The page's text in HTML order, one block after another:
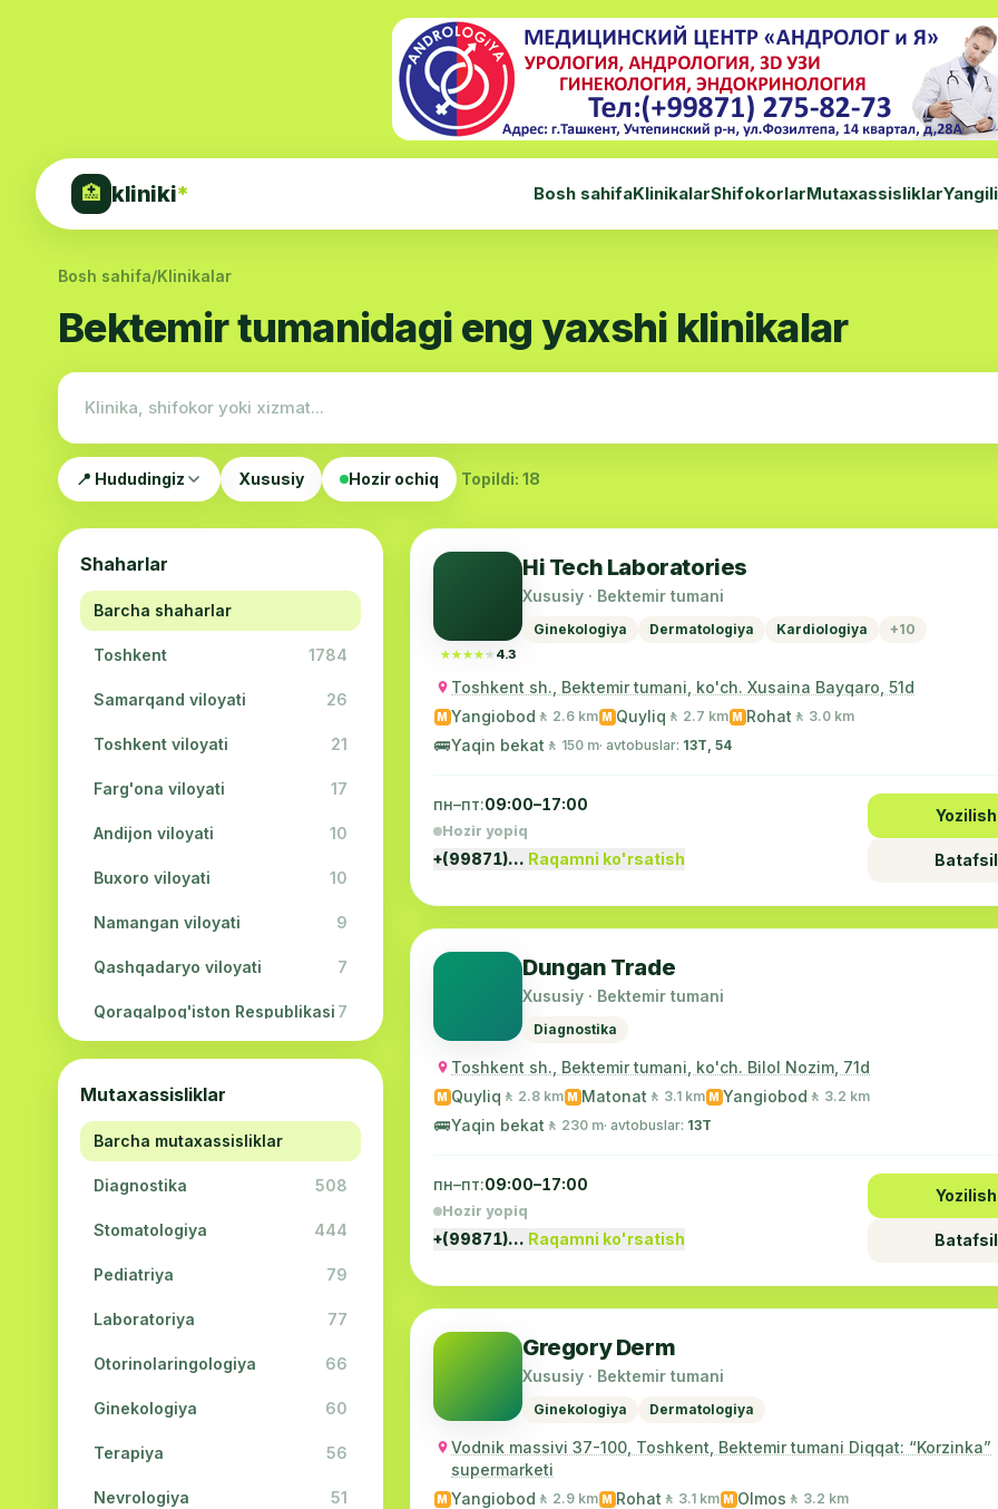
🏥 kliniki* Bosh sahifaKlinikalarShifokorlarMutaxassisliklar
Bosh sahifa/Klinikalar
Bektemir tumanidagi eng yaxshi klinikalar
📍 Hududingiz Xususiy Hozir ochiq Topildi: 18
Shaharlar
Barcha shaharlar
Toshkent 1784
Samarqand viloyati 26
Toshkent viloyati 21
Farg'ona viloyati 17
Andijon viloyati 10
Buxoro viloyati 10
Namangan viloyati 9
Qashqadaryo viloyati 7
Qoraqalpog'iston Respublikasi 7
Navoiy viloyati 5
Jizzax viloyati
Surxondaryo viloyati
Sirdaryo viloyati 2
Xorazm viloyati 2
Mutaxassisliklar
Barcha mutaxassisliklar
Diagnostika 508
Stomatologiya 444
Pediatriya 79
Laboratoriya 77
Otorinolaringologiya 66
Ginekologiya 60
Terapiya 56
Nevrologiya 51
★★★★★
★★★★★ 4.3
Hi Tech Laboratories
Xususiy · Bektemir tumani
Ginekologiya Dermatologiya Kardiologiya +10
Toshkent sh., Bektemir tumani, ko'ch. Xusaina Bayqaro, 51d
M Yangiobod 🚶 2.6 km M Quyliq 🚶 2.7 km M Rohat 🚶 3.0 km
🚌Yaqin bekat 🚶 150 m· avtobuslar: 13Т, 54
пн–пт:09:00–17:00
Hozir yopiq
+(99871)… Raqamni ko'rsatish
Yozilish
Batafsil
Dungan Trade
Xususiy · Bektemir tumani
Diagnostika
Toshkent sh., Bektemir tumani, ko'ch. Bilol Nozim, 71d
M Quyliq 🚶 2.8 km M Matonat 🚶 3.1 km M Yangiobod 🚶 3.2 km
🚌Yaqin bekat 🚶 230 m· avtobuslar: 13Т
пн–пт:09:00–17:00
Hozir yopiq
+(99871)… Raqamni ko'rsatish
Yozilish
Batafsil
Gregory Derm
Xususiy · Bektemir tumani
Ginekologiya Dermatologiya
Vodnik massivi 37-100, Toshkent, Bektemir tumani Diqqat: “Korzinka”
supermarketi
M Yangiobod 🚶 2.9 km M Rohat 🚶 3.1 km M Olmos 🚶 3.2 km